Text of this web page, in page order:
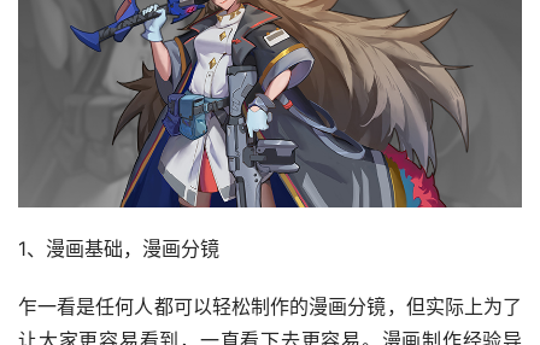
1、漫画基础，漫画分镜
乍一看是任何人都可以轻松制作的漫画分镜，但实际上为了
让大家更容易看到，一直看下去更容易。漫画制作经验导